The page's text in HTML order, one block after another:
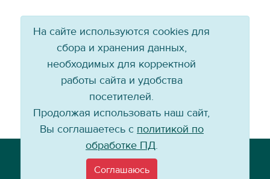
Email:info@baikal-energy.ru
На сайте используются cookies для
сбора и хранения данных,
необходимых для корректной
работы сайта и удобства
посетителей.
Продолжая использовать наш сайт,
Вы соглашаетесь с политикой по
обработке ПД.
Соглашаюсь